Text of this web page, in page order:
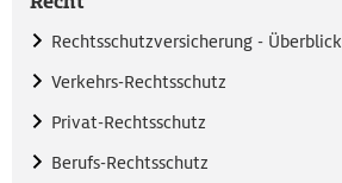
Rechtsschutzversicherung - Überblick
Verkehrs-Rechtsschutz
Privat-Rechtsschutz
Berufs-Rechtsschutz